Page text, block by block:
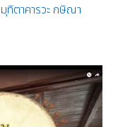
ตาคารวะ กษิณา